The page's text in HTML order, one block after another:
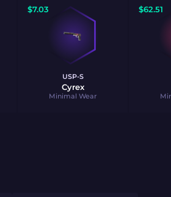
$7.03
USP-S
Cyrex
Minimal Wear
$62.51